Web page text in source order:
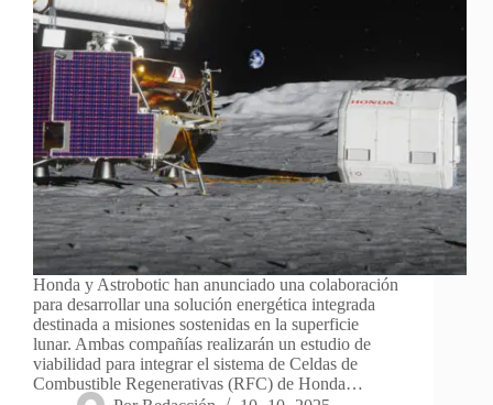
Honda y Astrobotic han anunciado una colaboración
para desarrollar una solución energética integrada
destinada a misiones sostenidas en la superficie
lunar. Ambas compañías realizarán un estudio de
viabilidad para integrar el sistema de Celdas de
Combustible Regenerativas (RFC) de Honda…